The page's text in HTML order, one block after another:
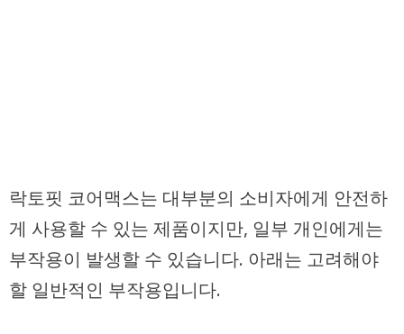
락토핏 코어맥스는 대부분의 소비자에게 안전하
게 사용할 수 있는 제품이지만, 일부 개인에게는
부작용이 발생할 수 있습니다. 아래는 고려해야
할 일반적인 부작용입니다.